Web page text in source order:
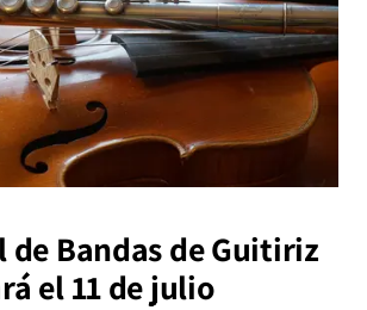
de Bandas de Guitiriz
el 11 de julio